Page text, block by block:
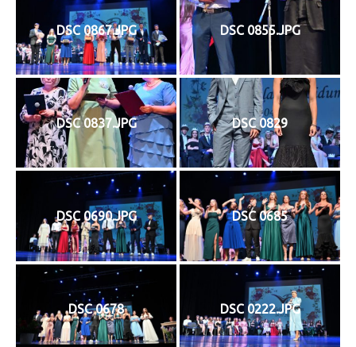
DSC 0867.JPG DSC 0855.JPG
DSC 0837.JPG DSC 0829
DSC 0690.JPG DSC 0685
DSC 0678 DSC 0222.JPG